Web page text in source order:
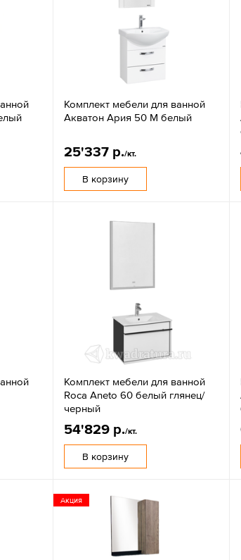
Комплект мебели для ванной
Акватон Ария 50 М белый
25'337 р./кт.
В корзину
Комплект мебели для ванной
Roca Aneto 60 белый глянец/
черный
54'829 р./кт.
В корзину
Акция